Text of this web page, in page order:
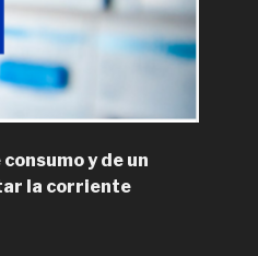
y de un
la corriente